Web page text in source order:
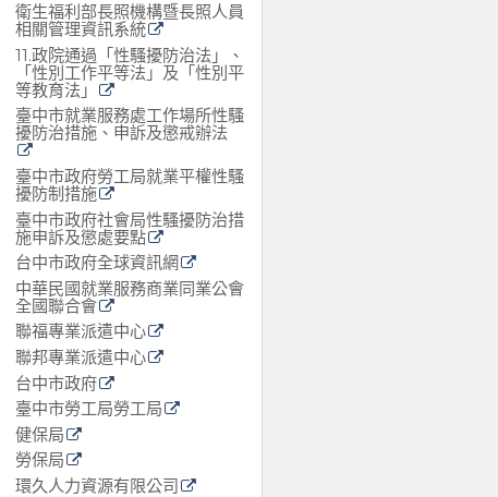
衛生福利部長照機構暨長照人員
相關管理資訊系統
11.政院通過「性騷擾防治法」、
「性別工作平等法」及「性別平
等教育法」
臺中市就業服務處工作場所性騷
擾防治措施、申訴及懲戒辦法
臺中市政府勞工局就業平權性騷
擾防制措施
臺中市政府社會局性騷擾防治措
施申訴及懲處要點
台中市政府全球資訊網
中華民國就業服務商業同業公會
全國聯合會
聯福專業派遣中心
聯邦專業派遣中心
台中市政府
臺中市勞工局勞工局
健保局
勞保局
環久人力資源有限公司